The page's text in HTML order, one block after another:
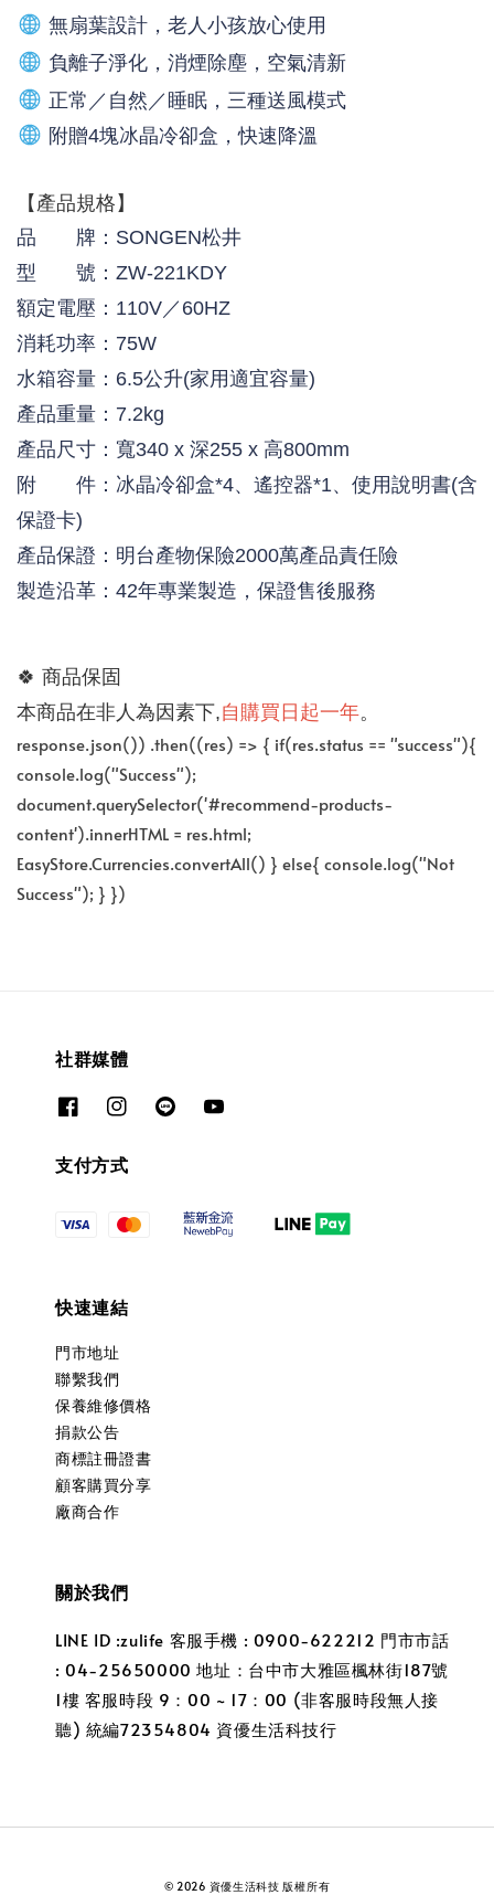
無扇葉設計，老人小孩放心使用
負離子淨化，消煙除塵，空氣清新
正常／自然／睡眠，三種送風模式
附贈4塊冰晶冷卻盒，快速降溫
【產品規格】
品 牌：SONGEN松井
型 號：ZW-221KDY
額定電壓：110V／60HZ
消耗功率：75W
水箱容量：6.5公升(家用適宜容量)
產品重量：7.2kg
產品尺寸：寬340 x 深255 x 高800mm
附 件：冰晶冷卻盒*4、遙控器*1、使用說明書(含
保證卡)
產品保證：明台產物保險2000萬產品責任險
製造沿革：42年專業製造，保證售後服務
🍀 商品保固
本商品在非人為因素下,自購買日起一年。
response.json()) .then((res) => { if(res.status == "success"){
console.log("Success");
document.querySelector('#recommend-products-
content').innerHTML = res.html;
EasyStore.Currencies.convertAll() } else{ console.log("Not
Success"); } })
社群媒體
支付方式
快速連結
門市地址
聯繫我們
保養維修價格
捐款公告
商標註冊證書
顧客購買分享
廠商合作
關於我們
LINE ID :zulife 客服手機 : 0900-622212 門市市話
: 04-25650000 地址：台中市大雅區楓林街187號
1樓 客服時段 9：00 ~ 17：00 (非客服時段無人接
聽) 統編72354804 資優生活科技行
© 2026 資優生活科技 版權所有